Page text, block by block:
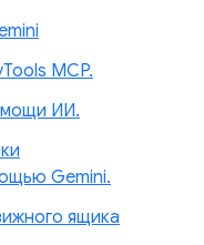
MCP.
ИИ.
Gemini.
ящика